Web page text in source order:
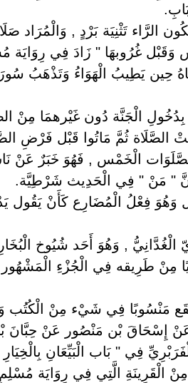
الرَّاء تَثْنِيَة بَرْدٍ , وَالْمُرَاد
غُرُوبهَا " زَادَ فِي رِوَايَة
حِين يَطِيبُ الْهَوَاءُ وَتَذْهَبُ
بِدُخُولِ الْجَنَّة دُون غَيْرهمَا
الصَّلَاة ثُمَّ مَاتُوا قَبْل فَرْضِ
الْخَمْس , فَهُوَ خَبَرٌ عَنْ
أَنَّ " مَنْ " فِي الْحَدِيث شَرْطِيَّة.
فِعْلُ الْمُضَارِع كَأَنْ يَقُول
الْغُدَّانِيُّ , وَهُوَ أَحَد شُيُوخ
مِنْ طَرِيقه فِي الْجُزْءِ
مَنْسُوبًا فِي شَيْء مِنْ الْكُتُب
إِسْحَاقَ بْن مَنْصُور عَنْ حِبَّانَ
فِي " بَاب الْبَيِّعَانِ
الْقَرِينَةِ الَّتِي فِي رِوَايَة